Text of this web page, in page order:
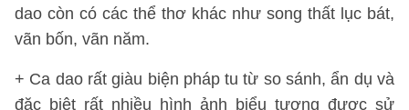
dao còn có các thể thơ khác như song thất lục bát,
vãn bốn, vãn năm.
+ Ca dao rất giàu biện pháp tu từ so sánh, ẩn dụ và
đặc biệt rất nhiều hình ảnh biểu tượng được sử